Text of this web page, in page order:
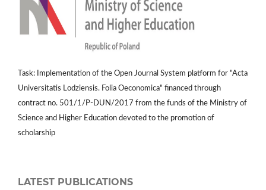
Task: Implementation of the Open Journal System platform for "Acta
Universitatis Lodziensis. Folia Oeconomica" financed through
contract no. 501/1/P-DUN/2017 from the funds of the Ministry of
Science and Higher Education devoted to the promotion of
scholarship
LATEST PUBLICATIONS